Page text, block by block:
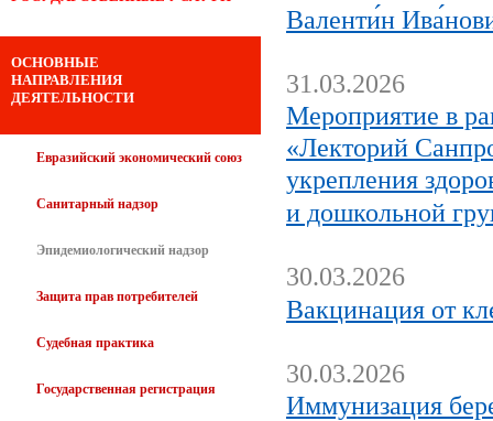
ОСНОВНЫЕ
НАПРАВЛЕНИЯ
ДЕЯТЕЛЬНОСТИ
Евразийский экономический союз
Санитарный надзор
Эпидемиологический надзор
Защита прав потребителей
Судебная практика
Государственная регистрация
Валенти́н
31.03.2026
Мероприятие в
«Лекторий
укрепления
и дошкольной
30.03.2026
Вакцинация от
30.03.2026
Иммунизация